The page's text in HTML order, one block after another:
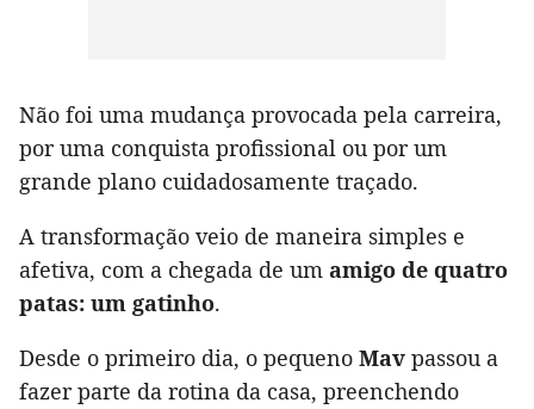
Não foi uma mudança provocada pela carreira,
por uma conquista profissional ou por um
grande plano cuidadosamente traçado.
A transformação veio de maneira simples e
afetiva, com a chegada de um amigo de quatro
patas: um gatinho.
Desde o primeiro dia, o pequeno Mav passou a
fazer parte da rotina da casa, preenchendo